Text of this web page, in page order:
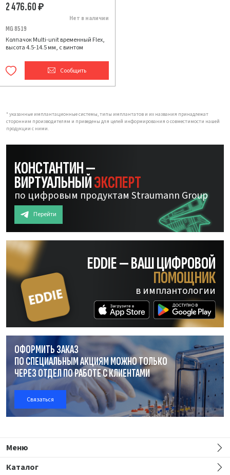
Нет в наличии
2 476.60₽
MG 8519
Колпачок Multi-unit временный Flex,
высота 4.5-14.5 мм, с винтом
Сообщить
* указанные имплантационные системы, типы имплантатов и их названия принадлежат
сторонним производителям и приведены для целей информирования о совместимости нашей
продукции с ними.
КОНСТАНТИН —
ВИРТУАЛЬНЫЙЭКСПЕРТ
по цифровым продуктам Straumann Group
Перейти
EDDIE — ВАШ ЦИФРОВОЙ
ПОМОЩНИК
в имплантологии
ОФОРМИТЬ ЗАКАЗ
ПО СПЕЦИАЛЬНЫМ АКЦИЯМ МОЖНО ТОЛЬКО
ЧЕРЕЗ ОТДЕЛПО РАБОТЕС КЛИЕНТАМИ
Связаться
Меню
Каталог